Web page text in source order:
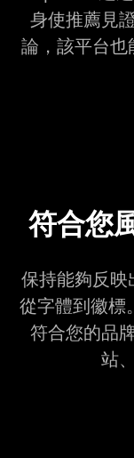
身使推薦見
論，該平台也
符合您
保持能夠反
從字體到徽標
符合您的品
站